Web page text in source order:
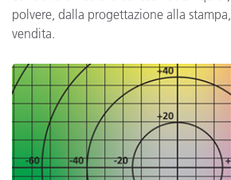
polvere, dalla progettazione alla
vendita.